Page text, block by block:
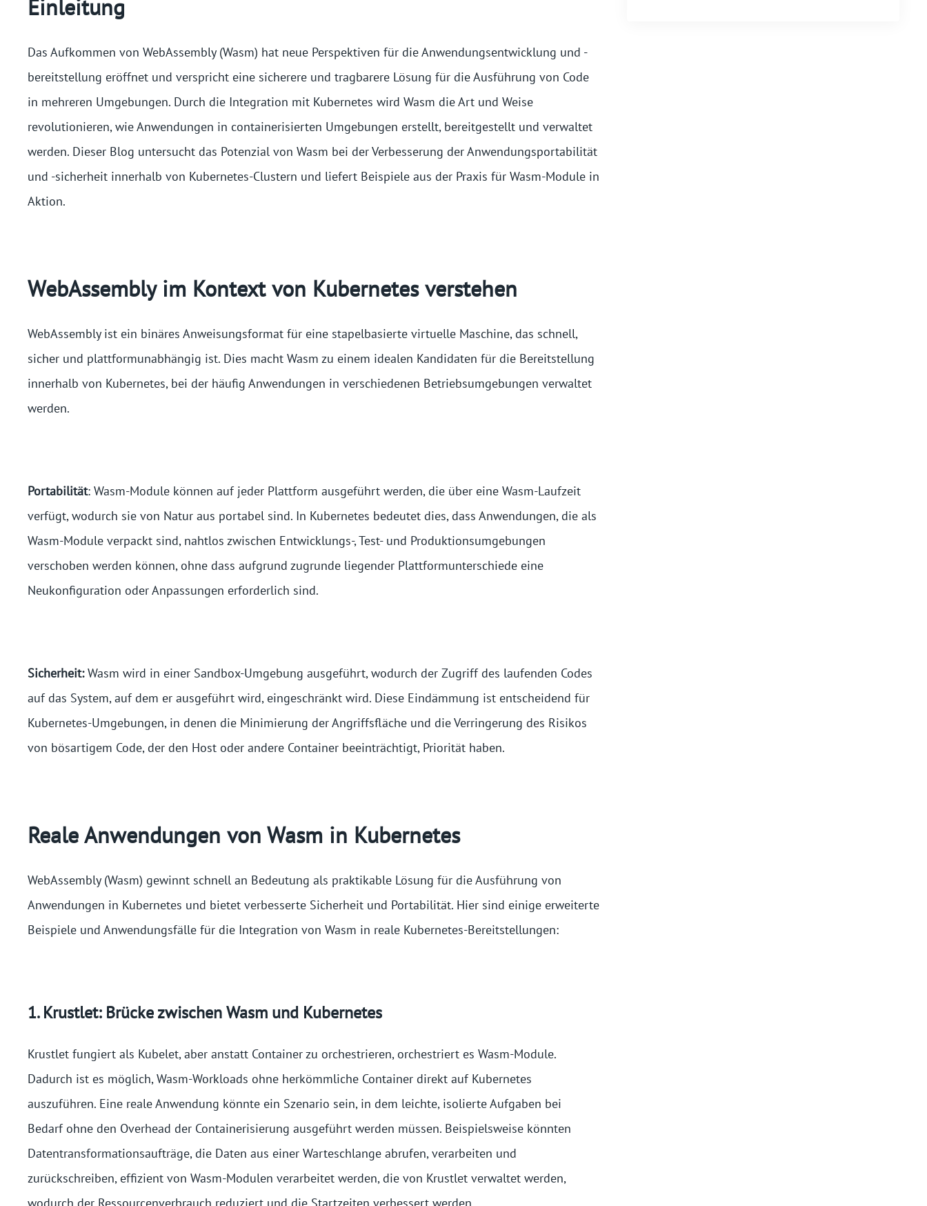
Einleitung
Das Aufkommen von WebAssembly (Wasm) hat neue Perspektiven für die Anwendungsentwicklung und -
bereitstellung eröffnet und verspricht eine sicherere und tragbarere Lösung für die Ausführung von Code
in mehreren Umgebungen. Durch die Integration mit Kubernetes wird Wasm die Art und Weise
revolutionieren, wie Anwendungen in containerisierten Umgebungen erstellt, bereitgestellt und verwaltet
werden. Dieser Blog untersucht das Potenzial von Wasm bei der Verbesserung der Anwendungsportabilität
und -sicherheit innerhalb von Kubernetes-Clustern und liefert Beispiele aus der Praxis für Wasm-Module in
Aktion.
WebAssembly im Kontext von Kubernetes verstehen
WebAssembly ist ein binäres Anweisungsformat für eine stapelbasierte virtuelle Maschine, das schnell,
sicher und plattformunabhängig ist. Dies macht Wasm zu einem idealen Kandidaten für die Bereitstellung
innerhalb von Kubernetes, bei der häufig Anwendungen in verschiedenen Betriebsumgebungen verwaltet
werden.
Portabilität: Wasm-Module können auf jeder Plattform ausgeführt werden, die über eine Wasm-Laufzeit
verfügt, wodurch sie von Natur aus portabel sind. In Kubernetes bedeutet dies, dass Anwendungen, die als
Wasm-Module verpackt sind, nahtlos zwischen Entwicklungs-, Test- und Produktionsumgebungen
verschoben werden können, ohne dass aufgrund zugrunde liegender Plattformunterschiede eine
Neukonfiguration oder Anpassungen erforderlich sind.
Sicherheit:Wasm wird in einer Sandbox-Umgebung ausgeführt, wodurch der Zugriff des laufenden Codes
auf das System, auf dem er ausgeführt wird, eingeschränkt wird. Diese Eindämmung ist entscheidend für
Kubernetes-Umgebungen, in denen die Minimierung der Angriffsfläche und die Verringerung des Risikos
von bösartigem Code, der den Host oder andere Container beeinträchtigt, Priorität haben.
Reale Anwendungen von Wasm in Kubernetes
WebAssembly (Wasm) gewinnt schnell an Bedeutung als praktikable Lösung für die Ausführung von
Anwendungen in Kubernetes und bietet verbesserte Sicherheit und Portabilität. Hier sind einige erweiterte
Beispiele und Anwendungsfälle für die Integration von Wasm in reale Kubernetes-Bereitstellungen:
1. Krustlet: Brücke zwischen Wasm und Kubernetes
Krustlet fungiert als Kubelet, aber anstatt Container zu orchestrieren, orchestriert es Wasm-Module.
Dadurch ist es möglich, Wasm-Workloads ohne herkömmliche Container direkt auf Kubernetes
auszuführen. Eine reale Anwendung könnte ein Szenario sein, in dem leichte, isolierte Aufgaben bei
Bedarf ohne den Overhead der Containerisierung ausgeführt werden müssen. Beispielsweise könnten
Datentransformationsaufträge, die Daten aus einer Warteschlange abrufen, verarbeiten und
zurückschreiben, effizient von Wasm-Modulen verarbeitet werden, die von Krustlet verwaltet werden,
wodurch der Ressourcenverbrauch reduziert und die Startzeiten verbessert werden.